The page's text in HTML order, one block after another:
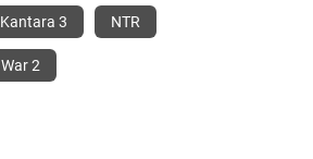
Kantara 3 NTR
War 2